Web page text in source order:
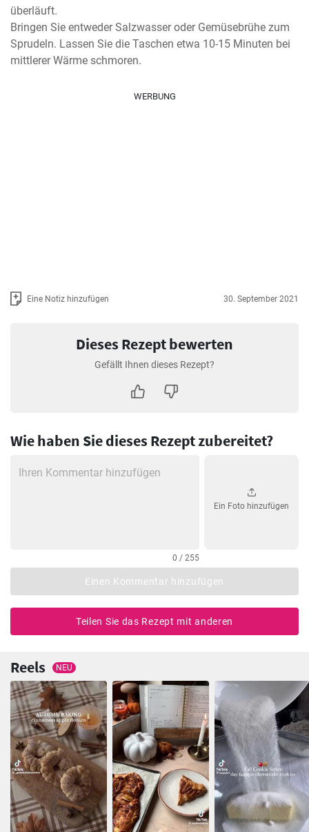
überläuft.
Bringen Sie entweder Salzwasser oder Gemüsebrühe zum
Sprudeln. Lassen Sie die Taschen etwa 10-15 Minuten bei
mittlerer Wärme schmoren.
WERBUNG
Eine Notiz hinzufügen 30. September 2021
Dieses Rezept bewerten
Gefällt Ihnen dieses Rezept?
Wie haben Sie dieses Rezept zubereitet?
0 / 255
Ein Foto hinzufügen
Einen Kommentar hinzufügen
Teilen Sie das Rezept mit anderen
Reels NEU